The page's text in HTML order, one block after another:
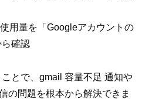
用量を「Googleアカウントの
確認
とで、gmail 容量不足 通知や
の問題を根本から解決できま